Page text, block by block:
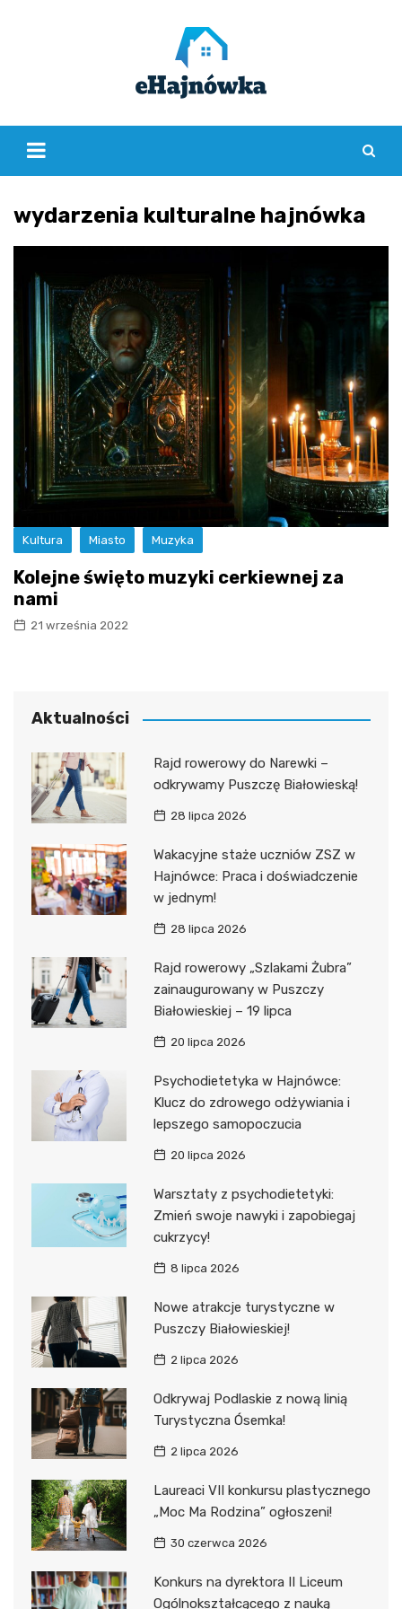
wydarzenia kulturalne hajnówka
Kultura Miasto Muzyka
Kolejne święto muzyki cerkiewnej za
nami
21 września 2022
Aktualności
Rajd rowerowy do Narewki –
odkrywamy Puszczę Białowieską!
28 lipca 2026
Wakacyjne staże uczniów ZSZ w
Hajnówce: Praca i doświadczenie
w jednym!
28 lipca 2026
Rajd rowerowy „Szlakami Żubra”
zainaugurowany w Puszczy
Białowieskiej – 19 lipca
20 lipca 2026
Psychodietetyka w Hajnówce:
Klucz do zdrowego odżywiania i
lepszego samopoczucia
20 lipca 2026
Warsztaty z psychodietetyki:
Zmień swoje nawyki i zapobiegaj
cukrzycy!
8 lipca 2026
Nowe atrakcje turystyczne w
Puszczy Białowieskiej!
2 lipca 2026
Odkrywaj Podlaskie z nową linią
Turystyczna Ósemka!
2 lipca 2026
Laureaci VII konkursu plastycznego
„Moc Ma Rodzina” ogłoszeni!
30 czerwca 2026
Konkurs na dyrektora II Liceum
Ogólnokształcącego z nauką